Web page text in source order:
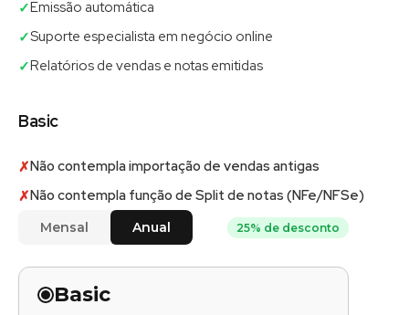
✓Emissão automática
✓Suporte especialista em negócio online
✓Relatórios de vendas e notas emitidas
Basic
✗Não contempla importação de vendas antigas
✗Não contempla função de Split de notas (NFe/NFSe)
Mensal Anual 25% de desconto
Basic